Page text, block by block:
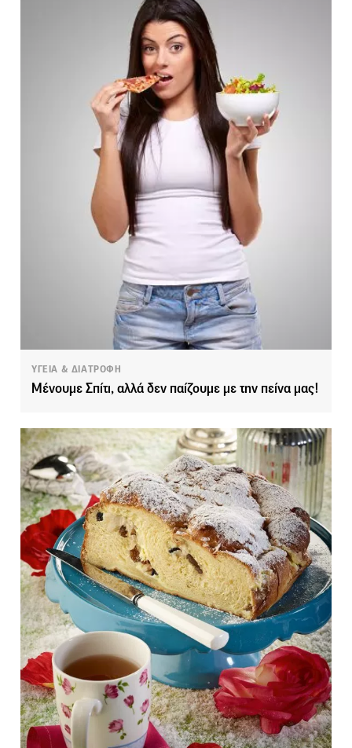
ΥΓΕΙΑ & ΔΙΑΤΡΟΦΗ
Μένουμε Σπίτι, αλλά δεν παίζουμε με την πείνα μας!